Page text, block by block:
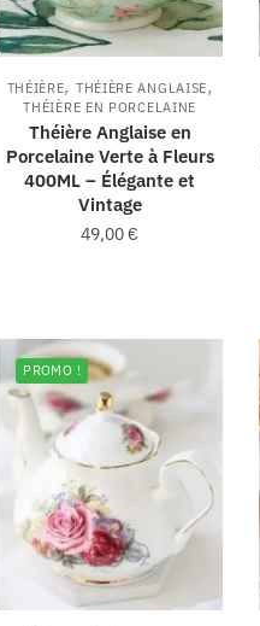
THÉIÈRE, THÉIÈRE ANGLAISE,
THÉIÈRE EN PORCELAINE
Théière Anglaise en
Porcelaine Verte à Fleurs
400ML – Élégante et
Vintage
49,00€
PROMO !